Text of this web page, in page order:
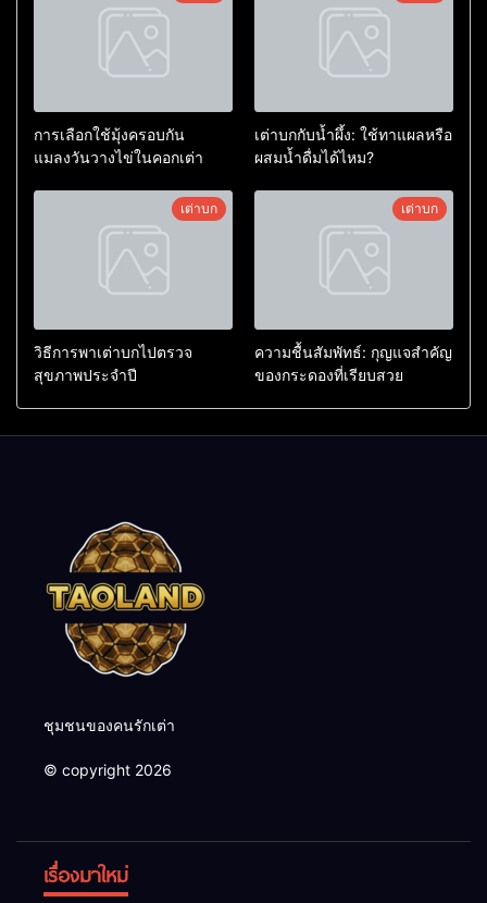
การเลือกใช้มุ้งครอบกัน
แมลงวันวางไข่ในคอกเต่า
เต่าบกกับน้ำผึ้ง: ใช้ทาแผลหรือ
ผสมน้ำดื่มได้ไหม?
เต่าบก
วิธีการพาเต่าบกไปตรวจ
สุขภาพประจำปี
เต่าบก
ความชื้นสัมพัทธ์: กุญแจสำคัญ
ของกระดองที่เรียบสวย
ชุมชนของคนรักเต่า
© copyright 2026
เรื่องมาใหม่